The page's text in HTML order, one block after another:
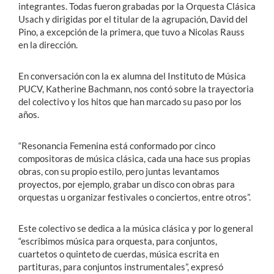
integrantes. Todas fueron grabadas por la Orquesta Clásica
Usach y dirigidas por el titular de la agrupación, David del
Pino, a excepción de la primera, que tuvo a Nicolas Rauss
en la dirección.
En conversación con la ex alumna del Instituto de Música
PUCV, Katherine Bachmann, nos contó sobre la trayectoria
del colectivo y los hitos que han marcado su paso por los
años.
“Resonancia Femenina está conformado por cinco
compositoras de música clásica, cada una hace sus propias
obras, con su propio estilo, pero juntas levantamos
proyectos, por ejemplo, grabar un disco con obras para
orquestas u organizar festivales o conciertos, entre otros”.
Este colectivo se dedica a la música clásica y por lo general
“escribimos música para orquesta, para conjuntos,
cuartetos o quinteto de cuerdas, música escrita en
partituras, para conjuntos instrumentales”, expresó